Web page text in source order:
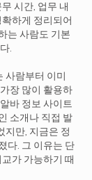
시간, 업무 내
하게 정리되어
는 사람도 기본
.
사람부터 이미
장 많이 활용하
바 정보 사이트
소개나 직접 발
지만, 지금은 정
다. 그 이유는 단
가 가능하기 때